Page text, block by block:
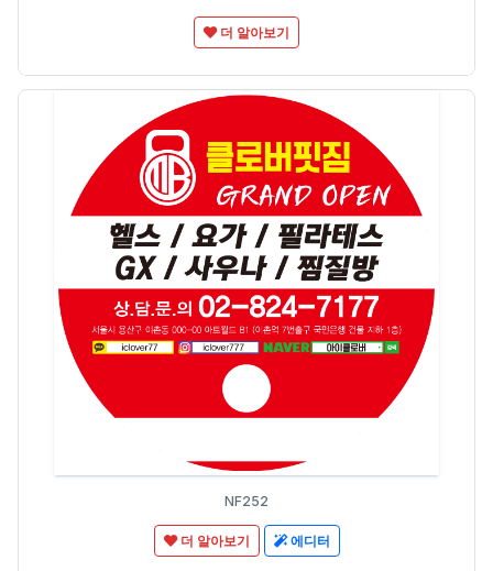
더 알아보기
NF252
더 알아보기 에디터